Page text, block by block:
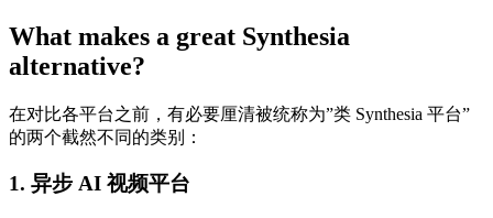
What makes a great Synthesia
alternative?
在对比各平台之前，有必要厘清被统称为”类 Synthesia 平台”
的两个截然不同的类别：
1. 异步 AI 视频平台